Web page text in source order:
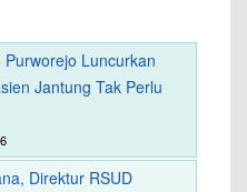
Luncurkan
Jantung Tak Perlu
Direktur RSUD